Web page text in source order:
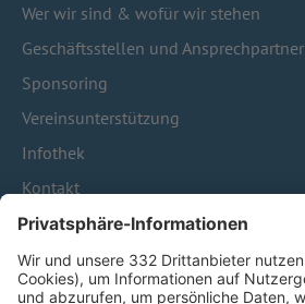
Wer wir sind & wofür wir stehen
Geschäftsstellen und Ansprechpartner
Sponsoring
Vereinsunterstützung
Infothek
Kontakt
HÄUFIG BESUCHTE SEITEN
Pässe und Vereinswechsel